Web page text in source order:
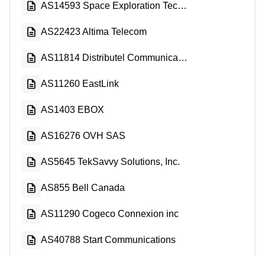
AS14593 Space Exploration Technologies Corporation
AS22423 Altima Telecom
AS11814 Distributel Communications Limited
AS11260 EastLink
AS1403 EBOX
AS16276 OVH SAS
AS5645 TekSavvy Solutions, Inc.
AS855 Bell Canada
AS11290 Cogeco Connexion inc
AS40788 Start Communications